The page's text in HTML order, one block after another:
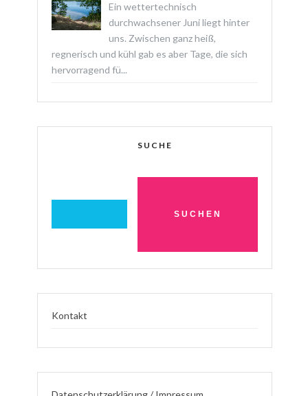
Ein wettertechnisch
durchwachsener Juni liegt hinter
uns. Zwischen ganz heiß,
regnerisch und kühl gab es aber Tage, die sich
hervorragend fü...
SUCHE
Kontakt